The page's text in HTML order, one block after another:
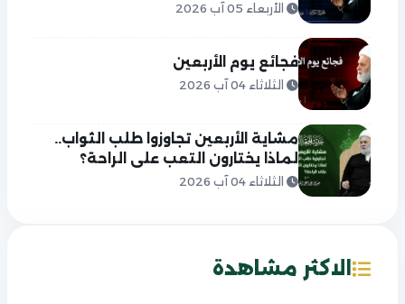
الأربعاء 05 آب 2026
فجائع يوم الأربعين
الثلاثاء 04 آب 2026
مشاية الأربعين تجاوزوا طلب الثواب..
لماذا يختارون التعب على الراحة؟
الثلاثاء 04 آب 2026
الاكثر مشاهدة